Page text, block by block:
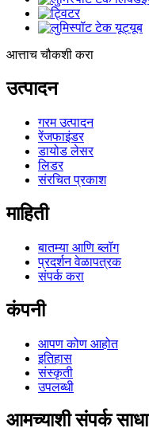
आत्ताच चौकशी करा
उत्पादन
गरम उत्पादन
रेंजफाइंडर
डायोड लेसर
लिडर
संरचित प्रकाश
माहिती
बातम्या आणि ब्लॉग
प्रदर्शन वेळापत्रक
संपर्क करा
कंपनी
आपण कोण आहोत
इतिहास
संस्कृती
उपलब्धी
आमच्याशी संपर्क साधा